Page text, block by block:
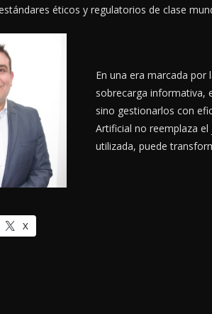
éticos y regulatorios de clase
En una era marcada por
sobrecarga informativa,
sino gestionarlos con
Artificial no reemplaza
utilizada, puede
X